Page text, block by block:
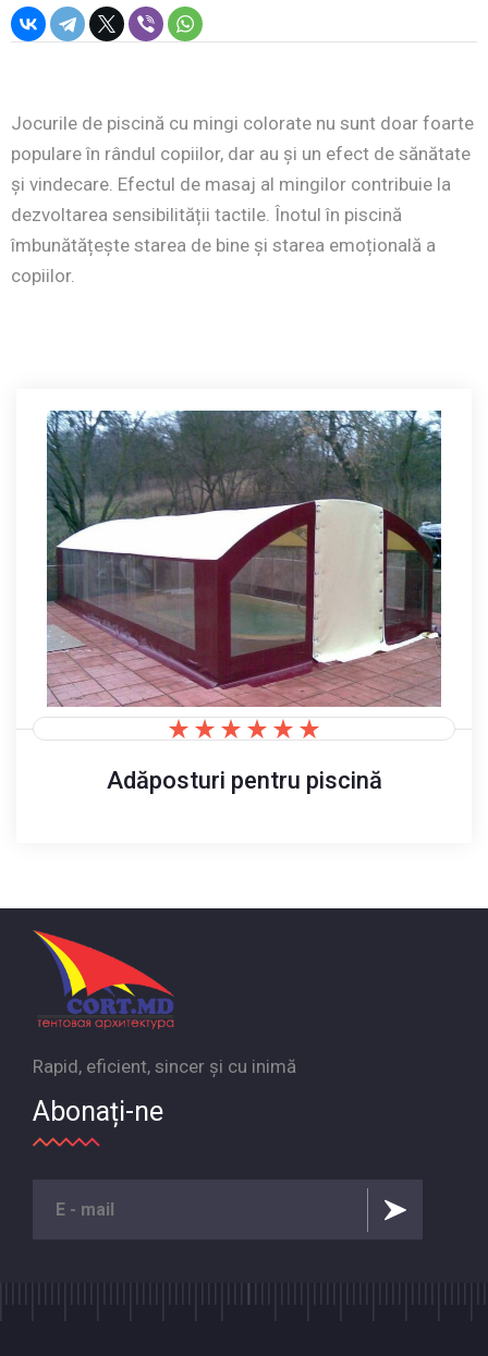
Jocurile de piscină cu mingi colorate nu sunt doar foarte
populare în rândul copiilor, dar au și un efect de sănătate
și vindecare. Efectul de masaj al mingilor contribuie la
dezvoltarea sensibilității tactile. Înotul în piscină
îmbunătățește starea de bine și starea emoțională a
copiilor.
Adăposturi pentru piscină
Rapid, eficient, sincer și cu inimă
Abonați-ne